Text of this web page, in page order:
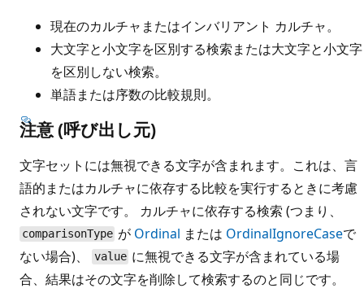
現在のカルチャまたはインバリアント カルチャ。
大文字と小文字を区別する検索または大文字と小文字
を区別しない検索。
単語または序数の比較規則。
注意 (呼び出し元)
文字セットには無視できる文字が含まれます。これは、言
語的またはカルチャに依存する比較を実行するときに考慮
されない文字です。 カルチャに依存する検索 (つまり、
comparisonType が Ordinal または OrdinalIgnoreCaseで
ない場合)、
value に無視できる文字が含まれている場
合、結果はその文字を削除して検索するのと同じです。